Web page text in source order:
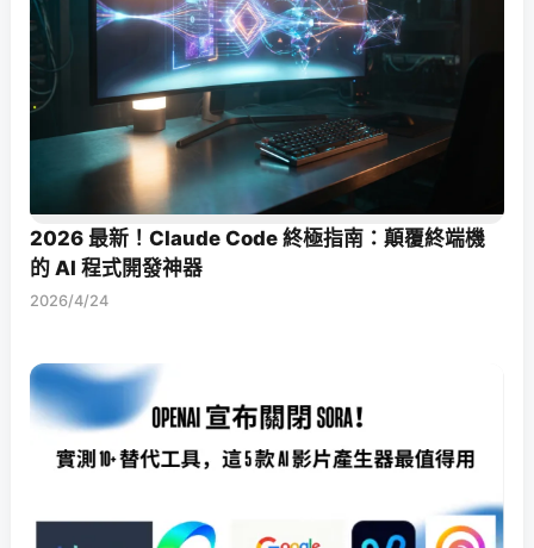
2026 最新！Claude Code 終極指南：顛覆終端機
的 AI 程式開發神器
2026/4/24